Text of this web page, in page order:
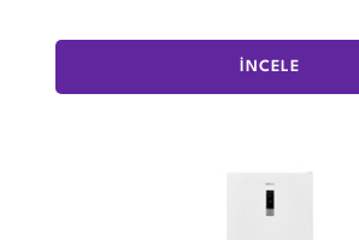
İNCELE